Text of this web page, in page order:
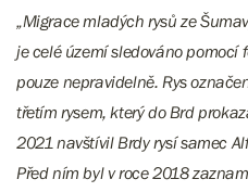
„Migrace mladých rysů ze
je celé území sledováno pomocí
pouze nepravidelně. Rys
třetím rysem, který do Brd
2021 navštívil Brdy rysí samec
Před ním byl v roce 2018